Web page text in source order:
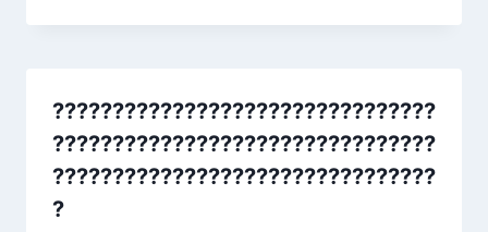
????????????????????????????????
????????????????????????????????
????????????????????????????????
?